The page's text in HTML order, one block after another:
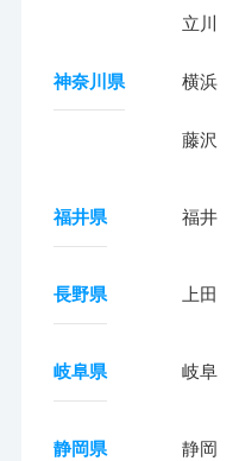
立川
神奈川県 横浜
藤沢
福井県 福井
長野県 上田
岐阜県 岐阜
静岡県 静岡